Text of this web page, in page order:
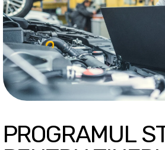
PROGRAMUL